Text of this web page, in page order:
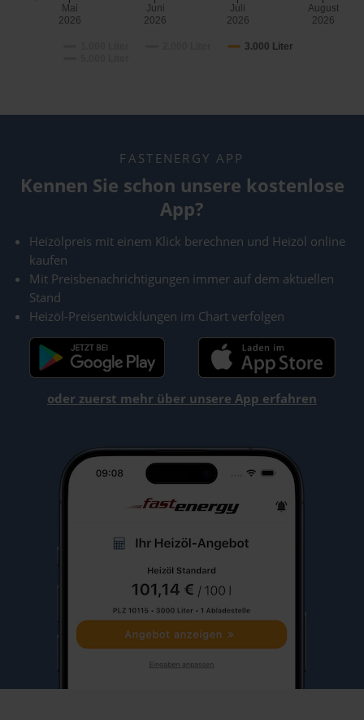
3.000 Liter
Mai
2026
Juni
2026
Juli
2026
August
2026
FASTENERGY APP
Kennen Sie schon unsere kostenlose
App?
Heizölpreis mit einem Klick berechnen und Heizöl online
kaufen
Mit Preisbenachrichtigungen immer auf dem aktuellen
Stand
Heizöl-Preisentwicklungen im Chart verfolgen
oder zuerst mehr über unsere App erfahren